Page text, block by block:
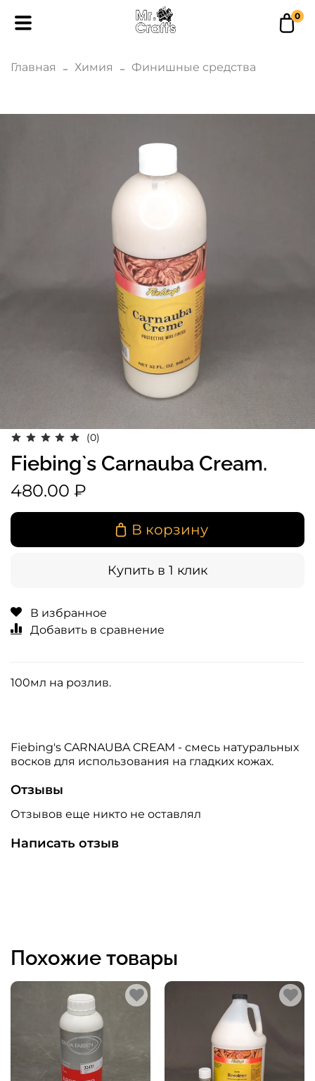
0
Главная Химия Финишные средства
(0)
Fiebing`s Carnauba Cream.
480.00 ₽
В корзину
Купить в 1 клик
В избранное
Добавить в сравнение
100мл на розлив.
Fiebing's CARNAUBA CREAM - смесь натуральных
восков для использования на гладких кожах.
Отзывы
Отзывов еще никто не оставлял
Написать отзыв
Похожие товары